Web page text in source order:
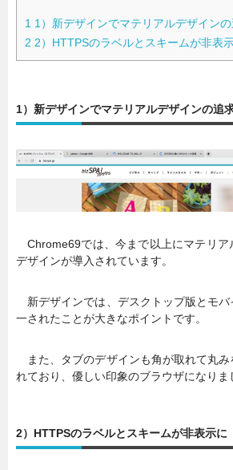
1 1）新デザインでマテリアルデザイン
2 2）HTTPSのラベルとスキームが非表
1）新デザインでマテリアルデザインの追
Chrome69では、今まで以上にマテリア
デザインが導入されています。
新デザインでは、デスクトップ版とモバ
一されたことが大きなポイントです。
また、タブのデザインも角が取れて丸み
れており、優しい印象のブラウザになりま
2）HTTPSのラベルとスキームが非表示に